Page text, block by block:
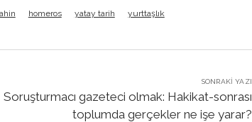
homeros yatay tarih yurttaşlık
SONRAKI YAZI
Soruşturmacı gazeteci olmak: Hakikat-sonrası
toplumda gerçekler ne işe yarar?